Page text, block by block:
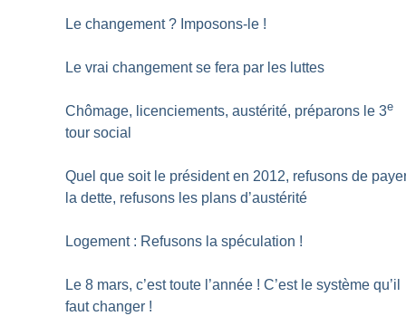
Le changement ? Imposons-le !
Le vrai changement se fera par les luttes
Chômage, licenciements, austérité, préparons le 3e
tour social
Quel que soit le président en 2012, refusons de
la dette, refusons les plans d’austérité
Logement : Refusons la spéculation !
Le 8 mars, c’est toute l’année ! C’est le système qu’il
faut changer !